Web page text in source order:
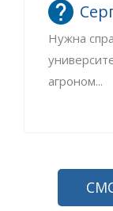
Нужна
агроном...